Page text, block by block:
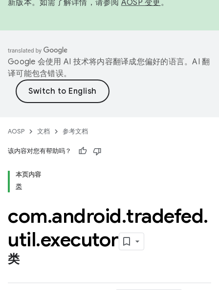
新版本。如需了解详情，请参阅 AOSP 变更。
Google 会使用 AI 技术将内容翻译成您偏好的语言。AI 翻
译可能包含错误。
AOSP 文档 参考文档
该内容对您有帮助吗？
本页内容
类
com.android.tradefed.
util.executor
类